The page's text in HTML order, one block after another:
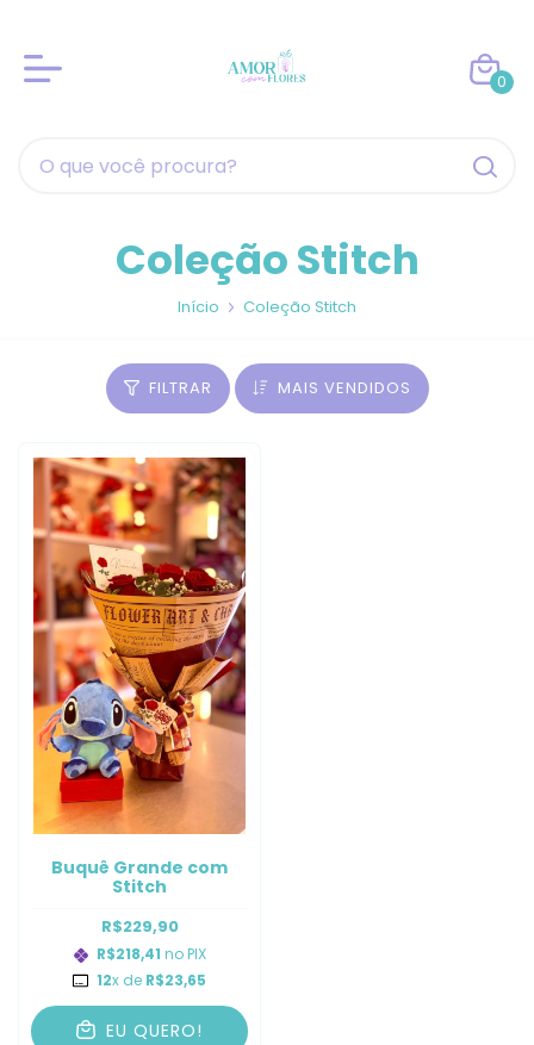
0
Coleção Stitch
Início Coleção Stitch
FILTRAR MAIS VENDIDOS
Buquê Grande com
Stitch
R$229,90
R$218,41 no PIX
12x de R$23,65
EU QUERO!